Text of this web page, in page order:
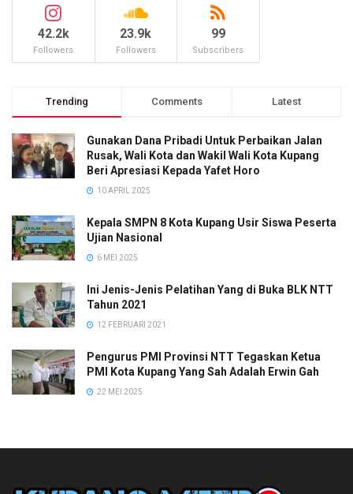
42.2k
Followers
23.9k
Followers
99
Subscribers
Trending Comments Latest
Gunakan Dana Pribadi Untuk Perbaikan Jalan
Rusak, Wali Kota dan Wakil Wali Kota Kupang
Beri Apresiasi Kepada Yafet Horo
10 APRIL 2025
Kepala SMPN 8 Kota Kupang Usir Siswa Peserta
Ujian Nasional
6 MEI 2025
Ini Jenis-Jenis Pelatihan Yang di Buka BLK NTT
Tahun 2021
12 FEBRUARI 2021
Pengurus PMI Provinsi NTT Tegaskan Ketua
PMI Kota Kupang Yang Sah Adalah Erwin Gah
22 MEI 2025